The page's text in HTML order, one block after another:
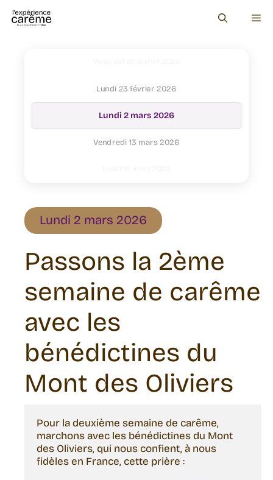
Aller
Lundi 23 février 2026
Lundi 2 mars 2026
Vendredi 13 mars 2026
Lundi 2 mars 2026
Passons la 2ème
semaine de carême
avec les
bénédictines du
Mont des Oliviers
Pour la deuxième semaine de carême,
marchons avec les bénédictines du Mont
des Oliviers, qui nous confient, à nous
fidèles en France, cette prière :